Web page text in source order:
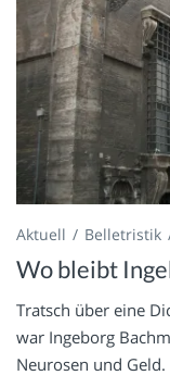
Aktuell Belletristik
Wo bleibt
Tratsch über eine
war Ingeborg
Neurosen und Geld.